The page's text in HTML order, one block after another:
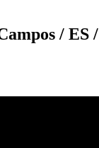
/ ES /